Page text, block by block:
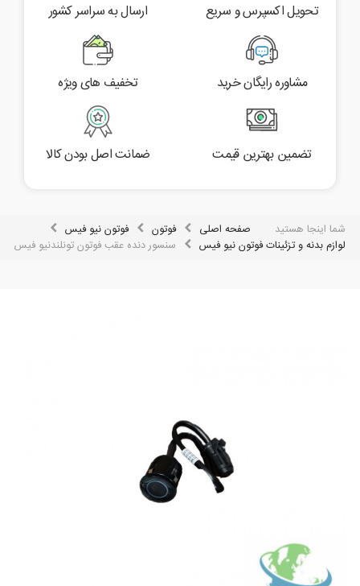
تحویل اکسپرس و سریع ارسال به سراسر کشور
مشاوره رایگان خرید تخفیف های ویژه
تضمین بهترین قیمت ضمانت اصل بودن کالا
شما اینجا هستید صفحه اصلی فوتون
فوتون نیو فیس
لوازم بدنه و تزئینات فوتون نیو فیس
سنسور دنده عقب فوتون تونلندنیو فیس